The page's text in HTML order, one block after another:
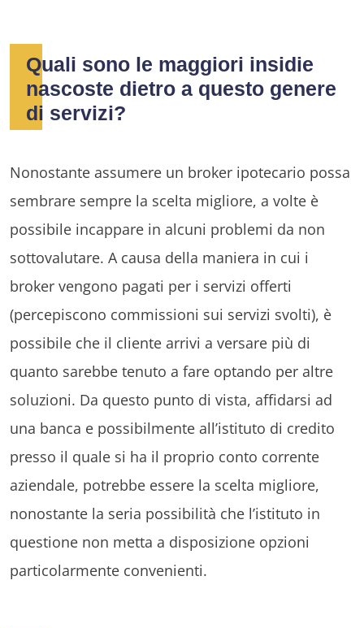
Quali sono le maggiori insidie
nascoste dietro a questo genere
di servizi?
Nonostante assumere un broker ipotecario possa
sembrare sempre la scelta migliore, a volte è
possibile incappare in alcuni problemi da non
sottovalutare. A causa della maniera in cui i
broker vengono pagati per i servizi offerti
(percepiscono commissioni sui servizi svolti), è
possibile che il cliente arrivi a versare più di
quanto sarebbe tenuto a fare optando per altre
soluzioni. Da questo punto di vista, affidarsi ad
una banca e possibilmente all’istituto di credito
presso il quale si ha il proprio conto corrente
aziendale, potrebbe essere la scelta migliore,
nonostante la seria possibilità che l’istituto in
questione non metta a disposizione opzioni
particolarmente convenienti.